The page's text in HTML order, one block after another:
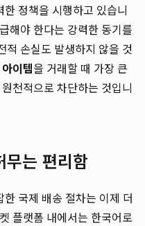
정책을 시행하고 있습니
해야 한다는 강력한 동기를
적 손실도 발생하지 않을 것
이템을 거래할 때 가장 큰
천적으로 차단하는 것입니
무는 편리함
국제 배송 절차는 이제 더
플랫폼 내에서는 한국어로